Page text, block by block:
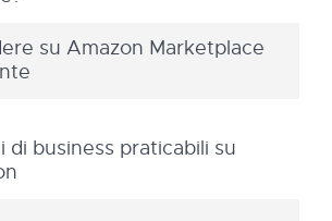
su Amazon Marketplace
di business praticabili su